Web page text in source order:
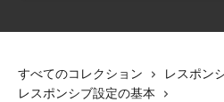
すべてのコレクション
レスポン
レスポンシブ設定の基本